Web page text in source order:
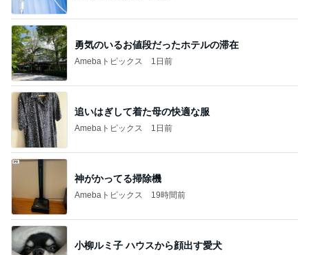
勇気のいるお値段だったホテルの滞在
Amebaトピックス 1日前
追いはぎして着た母の快適な服
Amebaトピックス 1日前
神がかってる掃除機
Amebaトピックス 19時間前
小柳ルミ子 ハウスから顔出す愛犬